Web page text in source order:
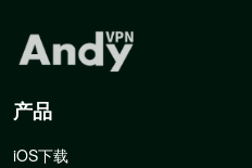
产品
iOS下载